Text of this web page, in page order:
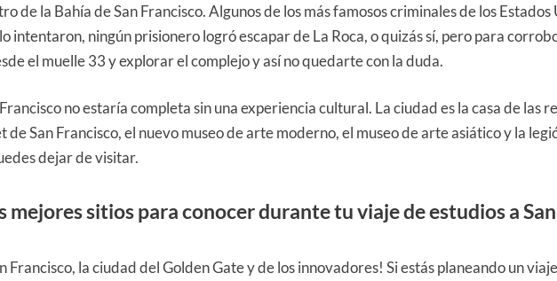
de la Bahía de San Francisco. Algunos de los más famosos criminales de los
intentaron, ningún prisionero logró escapar de La Roca, o quizás sí, pero para
el muelle 33 y explorar el complejo y así no quedarte con la duda.
no estaría completa sin una experiencia cultural. La ciudad es la casa de las
de San Francisco, el nuevo museo de arte moderno, el museo de arte asiático y la
dejar de visitar.
mejores sitios para conocer durante tu viaje de estudios a
Francisco, la ciudad del Golden Gate y de los innovadores! Si estás planeando un